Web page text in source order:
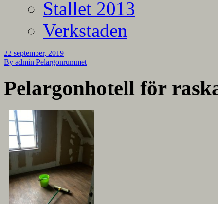
Stallet 2013
Verkstaden
22 september, 2019
By admin Pelargonrummet
Pelargonhotell för